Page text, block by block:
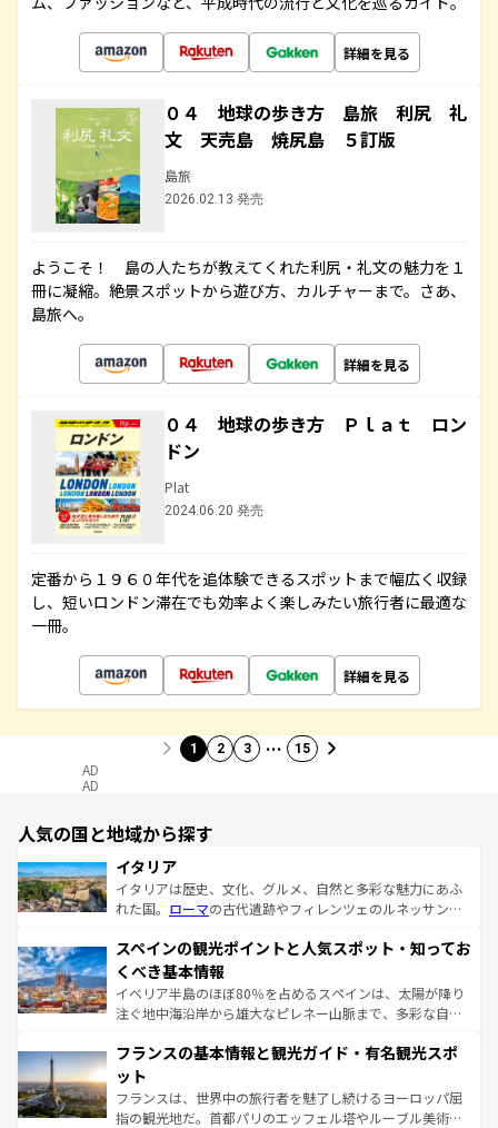
詳細を見る
０４ 地球の歩き方 島旅 利尻 礼
文 天売島 焼尻島 ５訂版
島旅
2026.02.13 発売
ようこそ！ 島の人たちが教えてくれた利尻・礼文の魅力を１
冊に凝縮。絶景スポットから遊び方、カルチャーまで。さあ、
島旅へ。
詳細を見る
０４ 地球の歩き方 Ｐｌａｔ ロン
ドン
Plat
2024.06.20 発売
定番から１９６０年代を追体験できるスポットまで幅広く収録
し、短いロンドン滞在でも効率よく楽しみたい旅行者に最適な
一冊。
詳細を見る
1 2 3 … 15
AD
AD
人気の国と地域から探す
イタリア
イタリアは歴史、文化、グルメ、自然と多彩な魅力にあふ
れた国。 ローマの古代遺跡やフィレンツェのルネッサンス
ろん、トスカーナの美しい田園風景やアマルフィ海岸の絶
景など、自然景観も見逃せない。観光の合間には、本場の
ピザやパスタなど、絶品のイタリア料理を堪能することも
できる。朝目覚めてから夜眠るまで、すべての瞬間を楽し
なお、新着のイタリア情報はコンテンツ一覧を参照してほ
しい。
スペインの観光ポイントと人気スポット・知ってお
くべき基本情報
イベリア半島のほぼ80％を占めるスペインは、太陽が降り
注ぐ地中海沿岸から雄大なピレネー山脈まで、多彩な自然
文化が根付くこの国では、情熱的なフラメンコ、熱気あふ
れる闘牛、そして美味しいタパスが生活の一部となってい
る。首都マドリードの洗練された雰囲気や、バルセロナの
アートに溢れた街角から、地方では古代ローマ遺跡や中世
フランスの基本情報と観光ガイド・有名観光スポ
ット
フランスは、世界中の旅行者を魅了し続けるヨーロッパ屈
指の観光地だ。首都パリのエッフェル塔やルーブル美術館